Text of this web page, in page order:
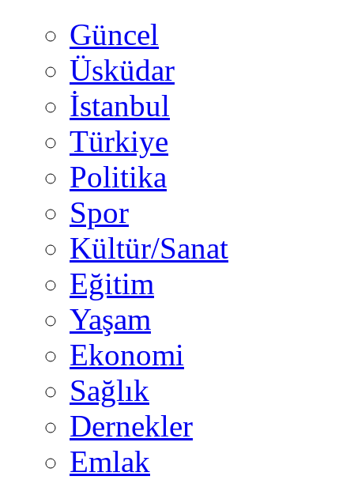
Güncel
Üsküdar
İstanbul
Türkiye
Politika
Spor
Kültür/Sanat
Eğitim
Yaşam
Ekonomi
Sağlık
Dernekler
Emlak